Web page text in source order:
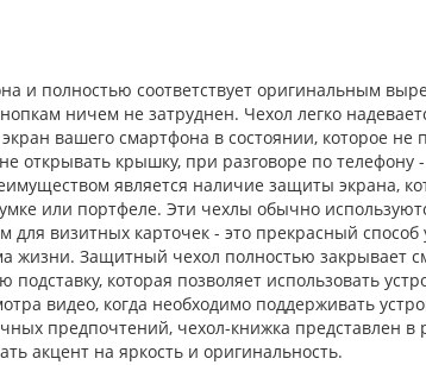
Soft
Soft
Soft
и полностью соответствует оригинальным
ничем не затруднен. Чехол легко
вашего смартфона в состоянии, которое не
крышку, при разговоре по телефону -
является наличие защиты экрана,
или портфеле. Эти чехлы обычно
визитных карточек - это прекрасный способ
жизни. Защитный чехол полностью закрывает
которая позволяет использовать
видео, когда необходимо поддерживать
предпочтений, чехол-книжка представлен в
акцент на яркость и оригинальность.